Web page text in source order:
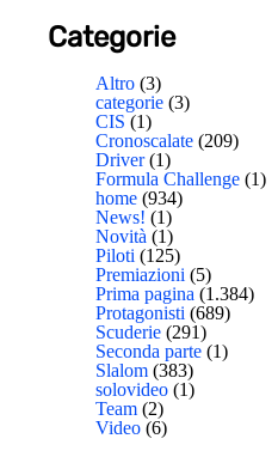
Categorie
Altro (3)
categorie (3)
CIS (1)
Cronoscalate (209)
Driver(1)
Formula Challenge (1)
home (934)
News! (1)
Novità (1)
Piloti (125)
Premiazioni (5)
Prima pagina (1.384)
Protagonisti (689)
Scuderie (291)
Seconda parte (1)
Slalom (383)
solovideo (1)
Team (2)
Video (6)